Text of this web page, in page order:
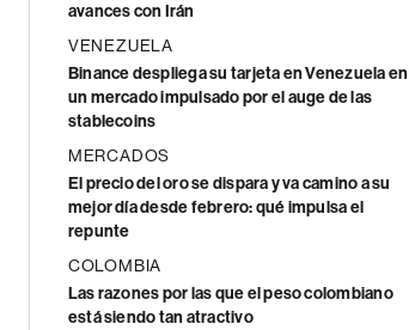
avances con Irán
VENEZUELA
Binance despliega su tarjeta en Venezuela en
un mercado impulsado por el auge de las
stablecoins
MERCADOS
El precio del oro se dispara y va camino a su
mejor día desde febrero: qué impulsa el
repunte
COLOMBIA
Las razones por las que el peso colombiano
está siendo tan atractivo